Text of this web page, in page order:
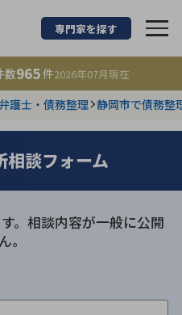
債務整理に強い弁
都道府県を選択
事務所 965
更新日 :
2026年07月31日
相談内容で探す
専門家を探す
数965件2026年07月現在
護士・債務整理 静岡市で債務整
相談フォーム
。相談内容が一般に公開
。